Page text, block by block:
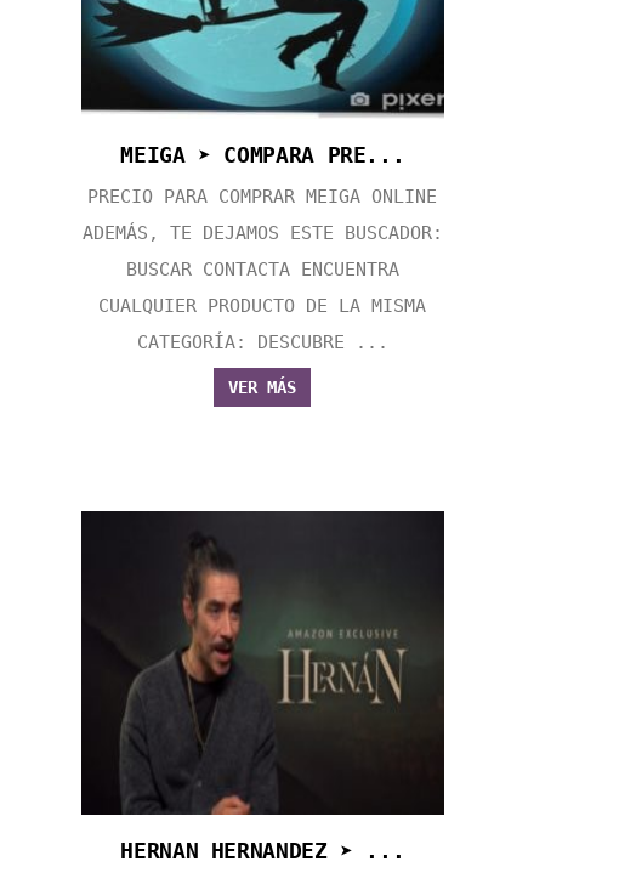
MEIGA ➤ COMPARA PRE...
PRECIO PARA COMPRAR MEIGA ONLINE
ADEMÁS, TE DEJAMOS ESTE BUSCADOR:
BUSCAR CONTACTA ENCUENTRA
CUALQUIER PRODUCTO DE LA MISMA
CATEGORÍA: DESCUBRE ...
VER MÁS
HERNAN HERNANDEZ ➤ ...